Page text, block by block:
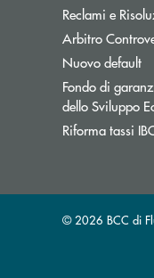
Reclami e
Arbitro
Nuovo default
Fondo di
dello Sviluppo
Riforma tassi
© 2026 BCC di